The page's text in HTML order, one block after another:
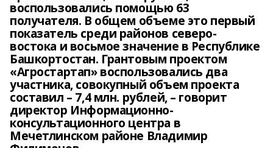
воспользовались помощью 63
получателя. В общем объеме это первый
показатель среди районов северо-
востока и восьмое значение в Республике
Башкортостан. Грантовым проектом
«Агростартап» воспользовались два
участника, совокупный объем проекта
составил – 7,4 млн. рублей, – говорит
директор Информационно-
консультационного центра в
Мечетлинском районе Владимир